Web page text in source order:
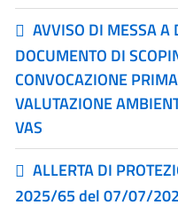
AVVISO DI MESSA A
DOCUMENTO DI
CONVOCAZIONE
VALUTAZIONE
VAS
ALLERTA DI
2025/65 del 07/07/